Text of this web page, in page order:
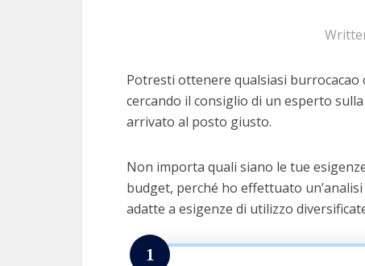
Potresti ottenere qualsiasi burrocacao
cercando il consiglio di un esperto
arrivato al posto giusto.
Non importa quali siano le tue
budget, perché ho effettuato
adatte a esigenze di utilizzo
1